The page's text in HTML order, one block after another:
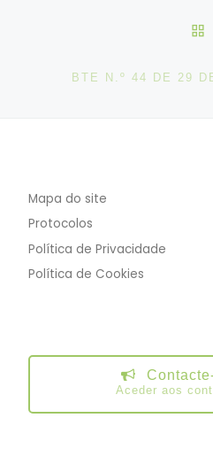
BTE N.º 44 DE 29
Mapa do site
Protocolos
Política de Privacidade
Política de Cookies
Aceder aos